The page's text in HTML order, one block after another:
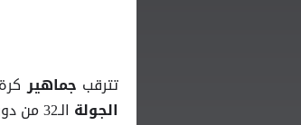
تترقب جماهير
الجولة الـ32 من دوري روشن، في قمة قد تحسم اللقب أو تؤجل إعلانه حتى اللحظات الأخيرة.